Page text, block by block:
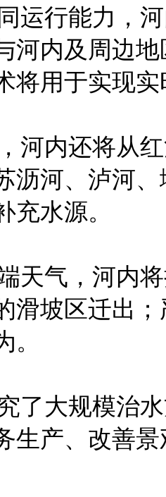
运行能力，
河内及周边
将用于实现
河内还将从
沥河、泸河
水源。
天气，河内
滑坡区迁出
了大规模治
生产、改善